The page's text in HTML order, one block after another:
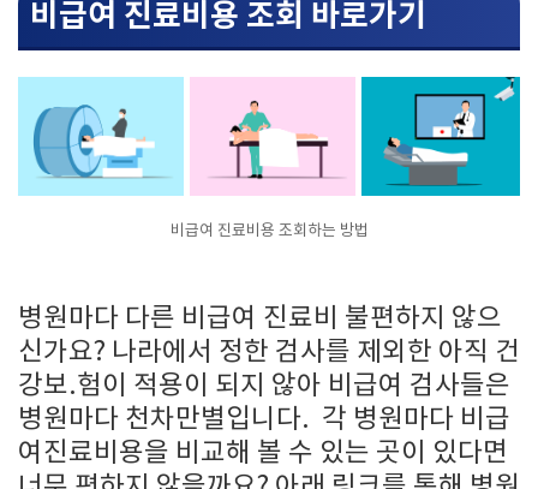
비급여 진료비용 조회 바로가기
비급여 진료비용 조회하는 방법
병원마다 다른 비급여 진료비 불편하지 않으
신가요? 나라에서 정한 검사를 제외한 아직 건
강보.험이 적용이 되지 않아 비급여 검사들은
병원마다 천차만별입니다. 각 병원마다 비급
여진료비용을 비교해 볼 수 있는 곳이 있다면